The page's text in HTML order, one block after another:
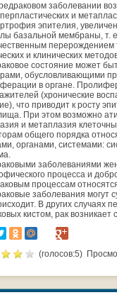
заболевании
и
эпителия,
базальной мембраны, т.
и клинических
состояние может
обусловливающими
в органе.
(хронические
что приводит к росту
При этом возможно
и метаплазия
общего порядка
органами, системами:
заболеваниями
процесса и
процессам
заболевания могут
В других случаях
кистом, рак
(голосов:5)